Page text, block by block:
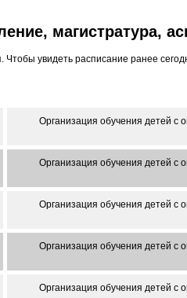
магистратура,
увидеть расписание ранее
Организация обучения детей с
Организация обучения детей с
Организация обучения детей с
Организация обучения детей с
Организация обучения детей с